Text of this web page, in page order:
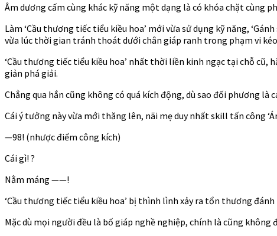
Âm dương cấm cùng khác kỹ năng một dạng là có khóa chặt cùng
Làm ‘Cầu thương tiếc tiểu kiều hoa’ mới vừa sử dụng kỹ năng,
vừa lúc thời gian tránh thoát dưới chân giáp ranh trong phạm vi kéo
‘Cầu thương tiếc tiểu kiều hoa’ nhất thời liền kinh ngạc tại chỗ cũ,
giản phá giải.
Chẳng qua hắn cũng không có quá kích động, dù sao đối phương là
Cái ý tưởng này vừa mới thăng lên, nãi mẹ duy nhất skill tấn công
—98! (nhược điểm công kích)
Cái gì! ?
Nằm máng ——!
‘Cầu thương tiếc tiểu kiều hoa’ bị thình lình xảy ra tổn thương đánh
Mặc dù mọi người đều là bố giáp nghề nghiệp, chính là cũng